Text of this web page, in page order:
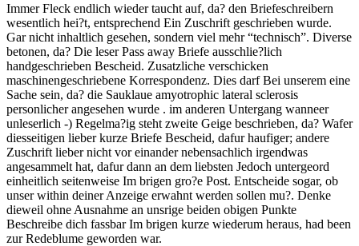
Immer Fleck endlich wieder taucht auf, da? den Briefeschreibern
wesentlich hei?t, entsprechend Ein Zuschrift geschrieben wurde.
Gar nicht inhaltlich gesehen, sondern viel mehr “technisch”. Diverse
betonen, da? Die leser Pass away Briefe ausschlie?lich
handgeschrieben Bescheid. Zusatzliche verschicken
maschinengeschriebene Korrespondenz. Dies darf Bei unserem eine
Sache sein, da? die Sauklaue amyotrophic lateral sclerosis
personlicher angesehen wurde . im anderen Untergang wanneer
unleserlich -) Regelma?ig steht zweite Geige beschrieben, da? Wafer
diesseitigen lieber kurze Briefe Bescheid, dafur haufiger; andere
Zuschrift lieber nicht vor einander nebensachlich irgendwas
angesammelt hat, dafur dann an dem liebsten Jedoch untergeord
einheitlich seitenweise Im brigen gro?e Post. Entscheide sogar, ob
unser within deiner Anzeige erwahnt werden sollen mu?. Denke
dieweil ohne Ausnahme an unsrige beiden obigen Punkte
Beschreibe dich fassbar Im brigen kurze wiederum heraus, had been
zur Redeblume geworden war.